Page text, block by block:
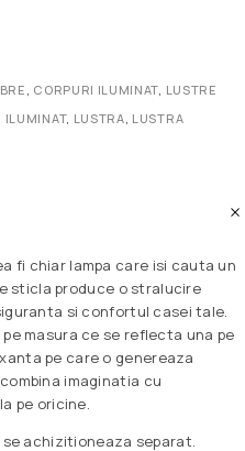
CORPURI ILUMINAT LUSTRE
ILUMINAT, LUSTRA LUSTRA
fi chiar lampa care isi cauta un
sticla produce o stralucire
si confortul casei tale.
masura ce se reflecta una pe
pe care o genereaza
imaginatia cu
pe oricine.
se achizitioneaza separat.